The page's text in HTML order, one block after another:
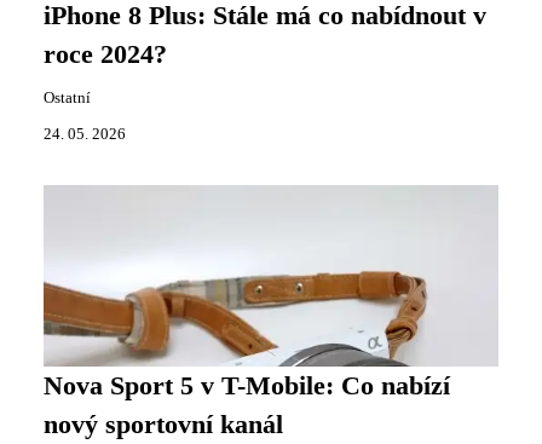
iPhone 8 Plus: Stále má co nabídnout v
roce 2024?
Ostatní
24. 05. 2026
Nova Sport 5 v T-Mobile: Co nabízí
nový sportovní kanál